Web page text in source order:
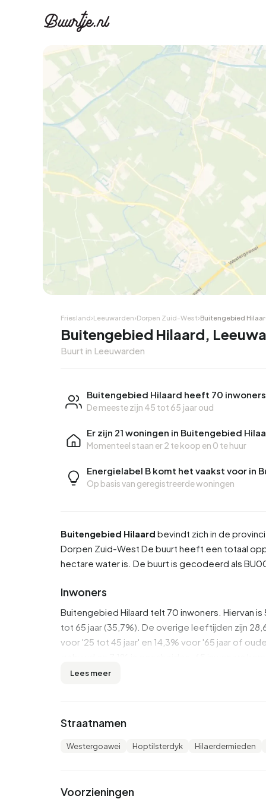
Friesland›Leeuwarden›Dorpen Zuid-West›Buitengebied
Buitengebied Hilaard,
Buurt in Leeuwarden
Buitengebied Hilaard heeft 70 inwoners
De meeste zijn 45 tot 65 jaar oud
Er zijn 21 woningen in Buitengebied
Momenteel staan er2 te koop en 0 te huur
Energielabel B komt het vaakst voor in
Op basis van geregistreerde woningen
Buitengebied Hilaard bevindt zich in de
Dorpen Zuid-West De buurt heeft een totaal
hectare water is. De buurt is gecodeerd als
Inwoners
Buitengebied Hilaard telt 70 inwoners. Hiervan
tot 65 jaar (35,7%). De overige leeftijden zijn
voor '25 tot 45 jaar' en 14,3% voor '65 jaar of
Er zijn 25 huishoudens in Buitengebied Hilaard.
Lees meer
Straatnamen
Westergoawei Hoptilsterdyk Hilaerdermieden
Voorzieningen